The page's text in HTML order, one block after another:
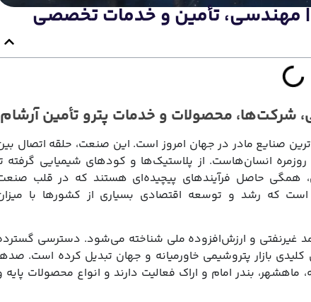
| مهندسی، تأمین و خدمات تخصصی
شرکت‌ها، محصولات و خدمات پترو تأمین آرشام
صنایع مادر در جهان امروز است. این صنعت، حلقه اتصال
انسان‌هاست. از پلاستیک‌ها و کودهای شیمیایی گرفته
همگی حاصل فرآیندهای پیچیده‌ای هستند که در قلب
که رشد و توسعه اقتصادی بسیاری از کشورها با
غیرنفتی و ارزش‌افزوده ملی شناخته می‌شود. دسترسی
کلیدی بازار پتروشیمی خاورمیانه و جهان تبدیل کرده است.
بندر امام و اراک فعالیت دارند و انواع محصولات پایه